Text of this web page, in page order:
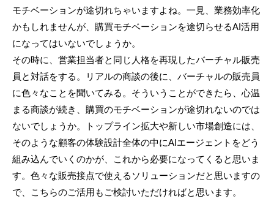
モチベーションが途切れちゃいますよね。一見、業務効率化
かもしれませんが、購買モチベーションを途切らせるAI活用
になってはいないでしょうか。
その時に、営業担当者と同じ人格を再現したバーチャル販売
員と対話をする。リアルの商談の後に、バーチャルの販売員
に色々なことを聞いてみる。そういうことができたら、心温
まる商談が続き、購買のモチベーションが途切れないのでは
ないでしょうか。トップライン拡大や新しい市場創造には、
そのような顧客の体験設計全体の中にAIエージェントをどう
組み込んでいくのかが、これから必要になってくると思いま
す。色々な販売接点で使えるソリューションだと思いますの
で、こちらのご活用もご検討いただければと思います。